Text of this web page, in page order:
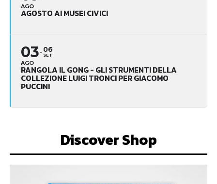
AGO
AGOSTO AI MUSEI CIVICI
03
AGO
06
SET
RANGOLA IL GONG - GLI STRUMENTI DELLA
COLLEZIONE LUIGI TRONCI PER GIACOMO
PUCCINI
Discover Shop